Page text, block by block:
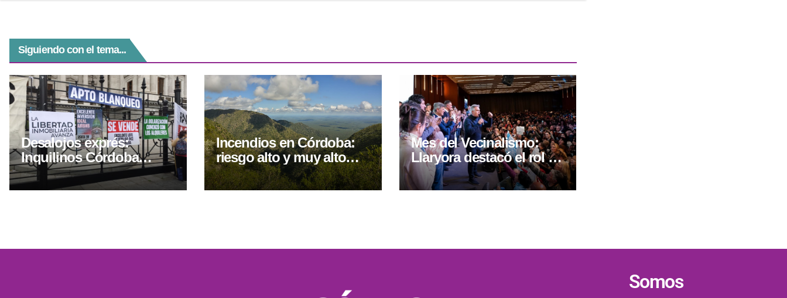
Siguiendo con el tema...
Desalojos exprés:
Inquilinos Córdoba
cuestionó el proyecto
Incendios en Córdoba:
riesgo alto y muy alto
durante el fin de semana
Mes del Vecinalismo:
Llaryora destacó el rol de
los centros vecinales
Somos